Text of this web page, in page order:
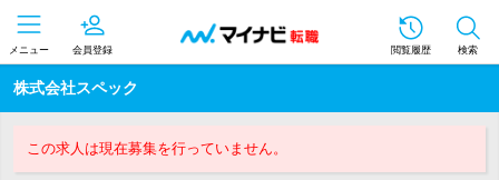
メニュー 会員登録 閲覧履歴 検索
株式会社スペック
この求人は現在募集を行っていません。